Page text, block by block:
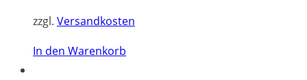
zzgl. Versandkosten
In den Warenkorb